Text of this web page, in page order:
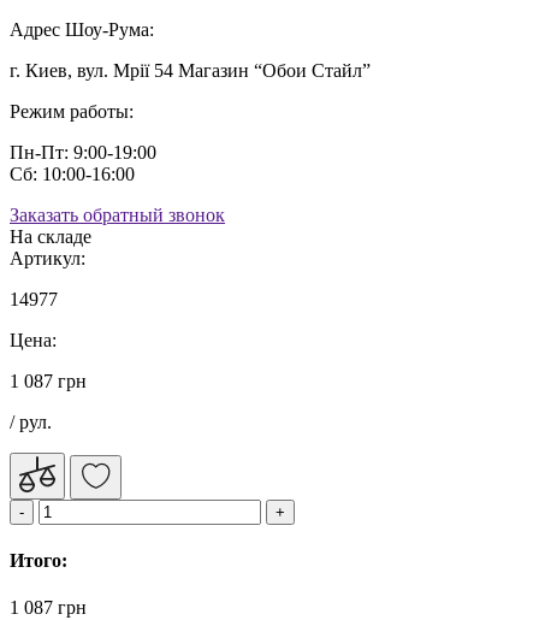
Адрес Шоу-Рума:
г. Киев, вул. Мрії 54 Магазин “Обои Стайл”
Режим работы:
Пн-Пт: 9:00-19:00
Сб: 10:00-16:00
Заказать обратный звонок
На складе
Артикул:
14977
Цена:
1 087 грн
/ рул.
Итого:
1 087 грн